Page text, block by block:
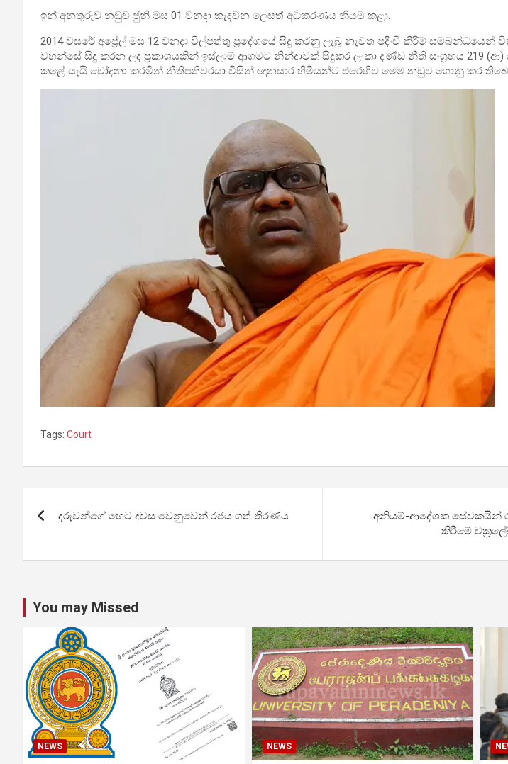
ඉන් අනතුරුව නඩුව ජුනි මස 01 වනදා කැඳවන ලෙසත් අධිකරණය නියම කළා.
2014 වසරේ අප්‍රේල් මස 12 වනදා විල්පත්තු ප්‍රදේශයේ සිදු කරනු ලැබූ නැවත පදිංචි කිරීම් සම්බන්ධයෙන්
වහන්සේ සිදු කරන ලද ප්‍රකාශයකින් ඉස්ලාම් ආගමට නින්දාවක් සිදුකර ලංකා දණ්ඩ නීති සංග්‍රහය 219 (ආ)
කළේ යැයි චෝදනා කරමින් නීතිපතිවරයා විසින් ඥානසාර හිමියන්ට එරෙහිව මෙම නඩුව ගොනු කර
Tags: Court
navigation
දරුවන්ගේ හෙට දවස වෙනුවෙන් රජය ගත් තීරණය
අනියම්-ආදේශක සේවකයින්
කිරීමේ
You may Missed
NEWS NEWS